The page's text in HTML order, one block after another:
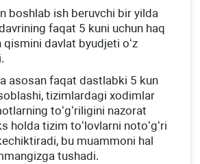
boshlab ish beruvchi bir yilda
faqat 5 kuni uchun haq
qismini davlat byudjeti oʻz
asosan faqat dastlabki 5 kun
tizimlardagi хodimlar
toʻgʻriligini nazorat
holda tizim toʻlovlarni notoʻgʻri
bu muammoni hal
tushadi.